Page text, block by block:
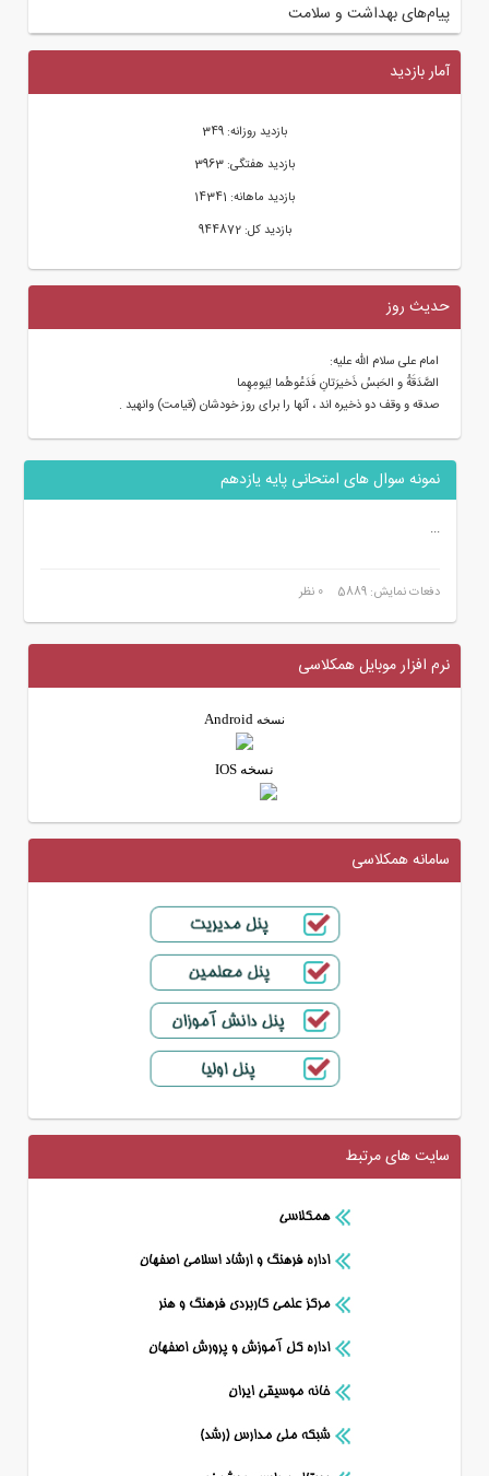
پیام‌های بهداشت و سلامت
آمار بازدید
بازدید روزانه: 349
بازدید هفتگی: 3963
بازدید ماهانه: 14341
بازدید کل: 944872
حدیث روز
امام علی سلام الله علیه:
الصَّدَقَةُ و الحَبسُ ذَخیرَتانِ فَدَعُوهُما لِیَومِهِما
صدقه و وقف دو ذخیره اند ، آنها را براى روز خودشان (قیامت) وانهید .
نمونه سوال های امتحانی پایه یازدهم
...
دفعات نمایش: 5889 0 نظر
نرم افزار موبایل همکلاسی
نسخه
نسخه IOS
سامانه همکلاسی
سایت های مرتبط